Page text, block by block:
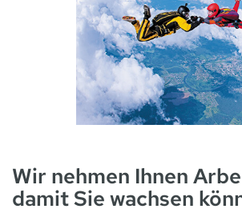
Wir nehmen Ihnen
damit Sie wachsen